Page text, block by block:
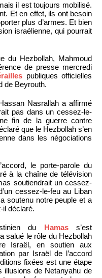
il est toujours mobilisé.
Et en effet, ils ont besoin
plus d’armes. Et bien
israélienne, qui pourrait
du Hezbollah, Mahmoud
de presse mercredi
publiques officielles
de Beyrouth.
Nasrallah a affirmé
pas dans un cessez-le-
fin de la guerre contre
que le Hezbollah s’en
dans les négociations
le porte-parole du
à la chaîne de télévision
soutiendrait un cessez-
cessez-le-feu au Liban
soutenu notre peuple et a
il déclaré.
du Hamass’est
salué le rôle du Hezbollah
Israël, en soutien aux
par Israël de l’accord
fixées est une étape
illusions de Netanyahu de